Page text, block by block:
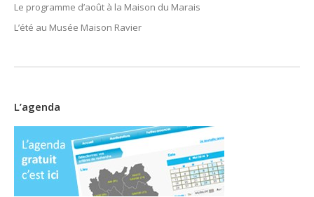
Le programme d’août à la Maison du Marais
L’été au Musée Maison Ravier
L’agenda